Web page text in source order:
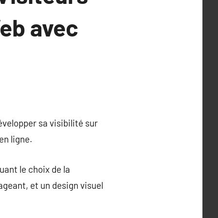
avec
sa visibilité sur
ligne.
le choix de la
et un design visuel